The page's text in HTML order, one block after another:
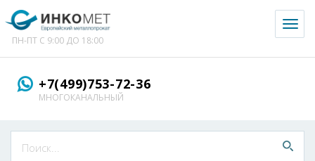
ПН-ПТ С 9:00 ДО 18:00
+7(499)753-72-36
МНОГОКАНАЛЬНЫЙ